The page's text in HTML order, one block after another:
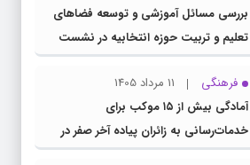
بررسی مسائل آموزشی و توسعه فضاهای
تعلیم و تربیت حوزه انتخابیه در نشست
مشترک عضو کمیسیون آموزش مجلس با
مدیرکل آموزش و پرورش خراسان رضوی
فرهنگی
11 مرداد 1405
آمادگی بیش از ۱۵ موکب برای
خدمات‌رسانی به زائران پیاده آخر صفر در
شهرستان چناران